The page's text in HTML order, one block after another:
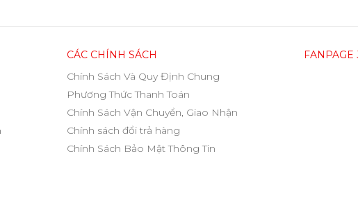
CÁC CHÍNH SÁCH
Chính Sách Và Quy Định Chung
Phương Thức Thanh Toán
Chính Sách Vận Chuyển, Giao Nhận
Chính sách đổi trả hàng
Chính Sách Bảo Mật Thông Tin
FANPAGE